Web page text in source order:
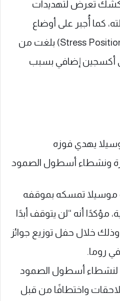
كشك تعرض لتهديدات
كما أُجبر على أوضاع
ضغط جسدي مطولة (Stress Positions) بلغت من
أكسجين إضافي بسبب
يهدي فوزه
ونشطاء أسطول الصمود
موسيلا تمسكه بموقفه
مؤكدًا أنه “لن يتوقف أبدًا
خلال حفل توزيع جوائز
لنشطاء أسطول الصمود
واختطافًا من قبل